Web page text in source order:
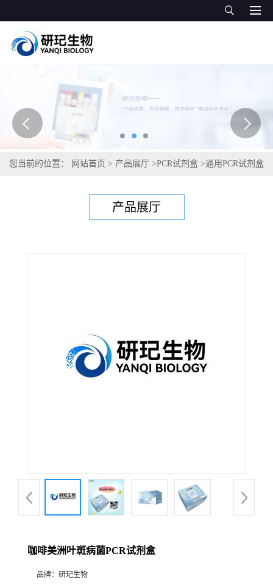
您当前的位置： 网站首页 > 产品展厅 >PCR试剂盒 >通用PCR试剂盒
产品展厅
咖啡美洲叶斑病菌PCR试剂盒
品牌： 研玘生物